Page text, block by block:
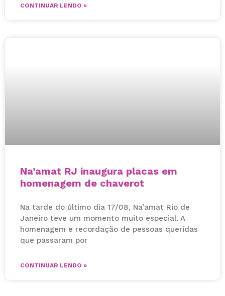
CONTINUAR LENDO »
Na’amat RJ inaugura placas em
homenagem de chaverot
Na tarde do último dia 17/08, Na’amat Rio de
Janeiro teve um momento muito especial. A
homenagem e recordação de pessoas queridas
que passaram por
CONTINUAR LENDO »